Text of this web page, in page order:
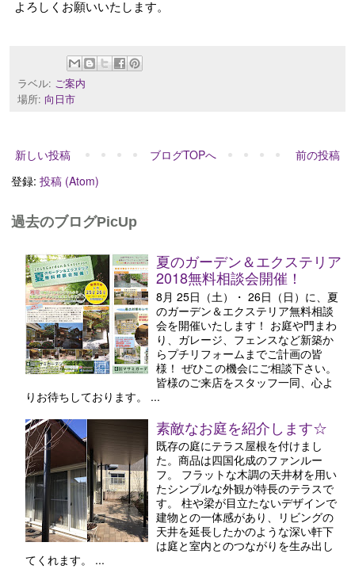
よろしくお願いいたします。
ラベル: ご案内
場所: 向日市
新しい投稿 前の投稿
ブログTOPへ
登録: 投稿 (Atom)
過去のブログPicUp
夏のガーデン＆エクステリア
2018無料相談会開催！
8月 25日（土）・ 26日（日）に、夏
のガーデン＆エクステリア無料相談
会を開催いたします！ お庭や門まわ
り、ガレージ、フェンスなど新築か
らプチリフォームまでご計画の皆
様！ ぜひこの機会にご相談下さい。
皆様のご来店をスタッフ一同、心よ
りお待ちしております。 ...
素敵なお庭を紹介します☆
既存の庭にテラス屋根を付けまし
た。商品は四国化成のファンルー
フ。 フラットな木調の天井材を用い
たシンプルな外観が特長のテラスで
す。 柱や梁が目立たないデザインで
建物との一体感があり、リビングの
天井を延長したかのような深い軒下
は庭と室内とのつながりを生み出し
てくれます。 ...